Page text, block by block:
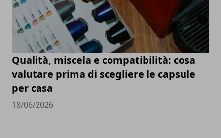
Qualità, miscela e compatibilità: cosa
valutare prima di scegliere le capsule
per casa
18/06/2026